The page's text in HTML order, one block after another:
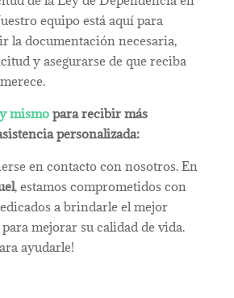
equipo está aquí para
la documentación necesaria,
y asegurarse de que reciba
mismopara recibir más
personalizada:
en contacto con nosotros. En
, estamos comprometidos con
a brindarle el mejor
mejorar su calidad de vida.
ayudarle!